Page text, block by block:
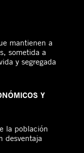
mantienen a
sometida a
y segregada
Y
la población
desventaja